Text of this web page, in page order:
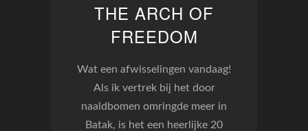
THE ARCH OF
FREEDOM
Wat een afwisselingen vandaag!
Als ik vertrek bij het door
naaldbomen omringde meer in
Batak, is het een heerlijke 20